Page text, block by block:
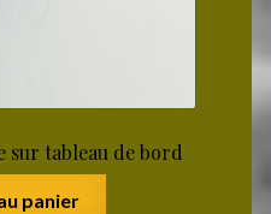
sur tableau de bord
panier